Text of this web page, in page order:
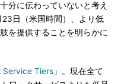
分に伝わっていないと考え
日（米国時間）、より低
を提供することを明らかに
Tiers」
。現在全て